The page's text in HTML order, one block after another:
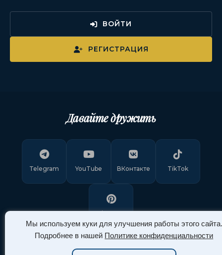
Мы используем куки для улучшения работы этого сайта.
Подробнее в нашей Политике конфиденциальности
ВОЙТИ
РЕГИСТРАЦИЯ
Давайте дружить
Telegram YouTube ВКонтакте TikTok
Pinterest